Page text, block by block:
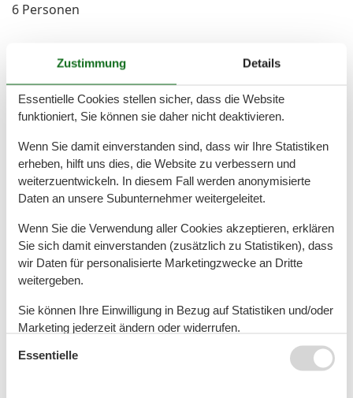
6 Personen
Ferienwohnung - 5 Personen - Gartenstr -
Objekt Nr.:552-181299
5 Personen
Ferienhaus - 6 Personen - Hahneburg -
25836 - Garding
6 Personen
Ferienhaus - 8 Personen - Süderstr - 25836 -
Garding
Objekt Nr.:552-181334
8 Personen
Zustimmung Details
Essentielle Cookies stellen sicher, dass die Website
funktioniert, Sie können sie daher nicht deaktivieren.
Wenn Sie damit einverstanden sind, dass wir Ihre Statistiken
erheben, hilft uns dies, die Website zu verbessern und
weiterzuentwickeln. In diesem Fall werden anonymisierte
Daten an unsere Subunternehmer weitergeleitet.
Wenn Sie die Verwendung aller Cookies akzeptieren, erklären
Sie sich damit einverstanden (zusätzlich zu Statistiken), dass
wir Daten für personalisierte Marketingzwecke an Dritte
weitergeben.
Sie können Ihre Einwilligung in Bezug auf Statistiken und/oder
Marketing jederzeit ändern oder widerrufen.
Siehe auch unsere
Essentielle